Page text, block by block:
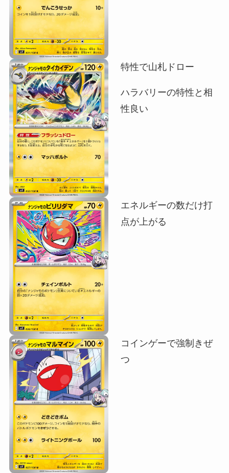
特性で山札ドロー
ハラバリーの特性と相
性良い
エネルギーの数だけ打
点が上がる
コインゲーで強制きぜ
つ